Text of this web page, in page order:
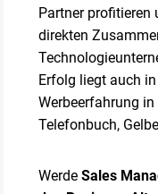
Partner profitieren
direkten
Erfolg liegt auch
Werbeerfahrung
Telefonbuch,
WerdeSales